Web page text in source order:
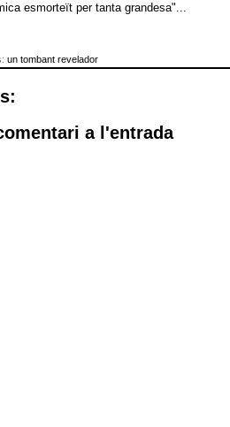
esmorteït per tanta grandesa"...
un tombant revelador
a l'entrada